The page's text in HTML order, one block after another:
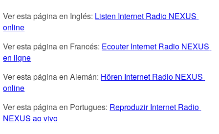
Ver esta página en Inglés: Listen Internet Radio NEXUS
online
Ver esta página en Francés: Ecouter Internet Radio NEXUS
en ligne
Ver esta página en Alemán: Hören Internet Radio NEXUS
online
Ver esta página en Portugues: Reproduzir Internet Radio
NEXUS ao vivo